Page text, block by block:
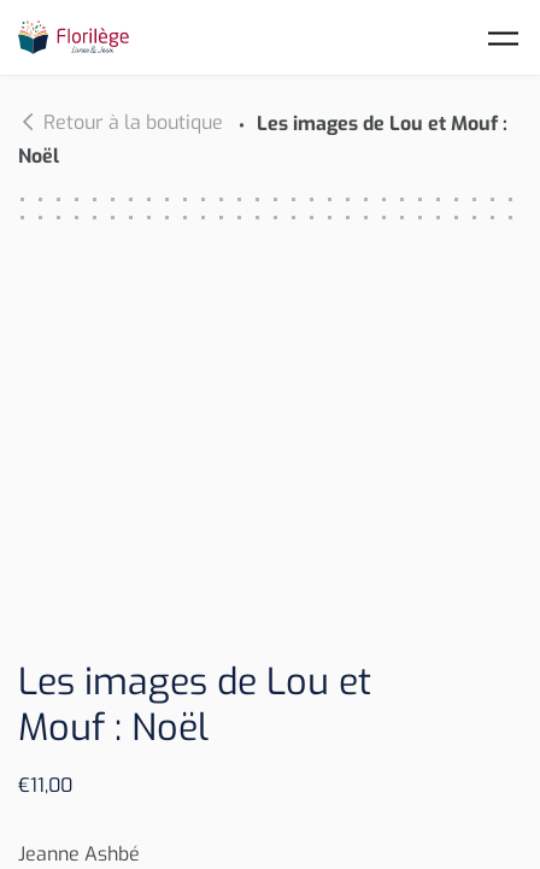
Retour à la boutique
Les images de Lou et Mouf :
Noël
Les images de Lou et
Mouf : Noël
€11,00
Jeanne Ashbé